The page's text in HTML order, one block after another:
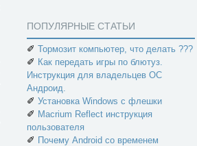
ПОПУЛЯРНЫЕ СТАТЬИ
✐ Тормозит компьютер, что делать ???
✐ Как передать игры по блютуз.
Инструкция для владельцев ОС
Андроид.
✐ Установка Windows с флешки
✐ Macrium Reflect инструкция
пользователя
✐ Почему Android со временем